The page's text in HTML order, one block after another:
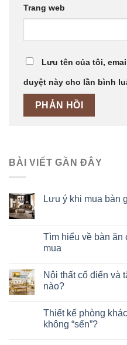
Trang web
Lưu tên của tôi,
duyệt này cho lần bình
BÀI VIẾT GẦN ĐÂY
Lưu ý khi mua bàn
Tìm hiểu về bàn ăn
mua
Nội thất cổ điển và
nào?
Thiết kế phòng
không “sến”?